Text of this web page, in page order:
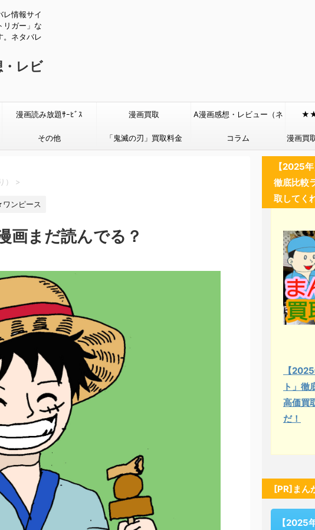
レ情報サイ
リガー」な
。ネタバレ
レビ
漫画読み放題ｻｰﾋﾞｽ 漫画買取 A漫画感想・レビュー（ネ
タバレあり）
★★
その他 「鬼滅の刃」買取料金 コラム 漫画買
>
ンピース
画まだ読んでる？
【2025
徹底比較
取してく
【
ト」徹
高価買
だ！
[PR]まん
【2025